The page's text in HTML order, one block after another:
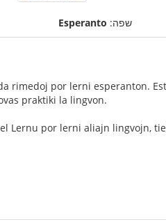
שפה: Esperanto
rimedoj por lerni esperanton.
praktiki la lingvon.
Lernu por lerni aliajn lingvojn,